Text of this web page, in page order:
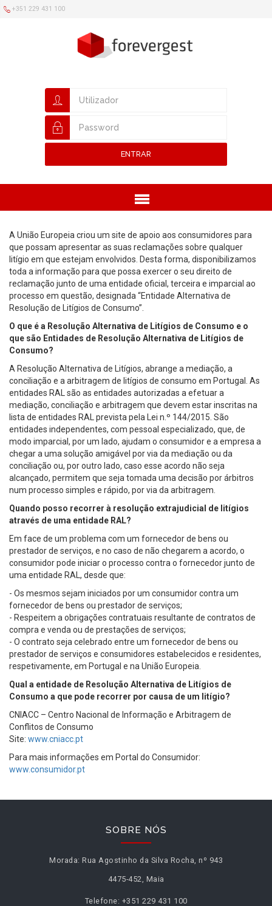
+351 229 431 100
ENTRAR
Menu
A União Europeia criou um site de apoio aos consumidores para
que possam apresentar as suas reclamações sobre qualquer
litígio em que estejam envolvidos. Desta forma, disponibilizamos
toda a informação para que possa exercer o seu direito de
reclamação junto de uma entidade oficial, terceira e imparcial ao
processo em questão, designada “Entidade Alternativa de
Resolução de Litígios de Consumo”.
O que é a Resolução Alternativa de Litígios de Consumo e o
que são Entidades de Resolução Alternativa de Litígios de
Consumo?
A Resolução Alternativa de Litígios, abrange a mediação, a
conciliação e a arbitragem de litígios de consumo em Portugal. As
entidades RAL são as entidades autorizadas a efetuar a
mediação, conciliação e arbitragem que devem estar inscritas na
lista de entidades RAL prevista pela Lei n.º 144/2015. São
entidades independentes, com pessoal especializado, que, de
modo imparcial, por um lado, ajudam o consumidor e a empresa a
chegar a uma solução amigável por via da mediação ou da
conciliação ou, por outro lado, caso esse acordo não seja
alcançado, permitem que seja tomada uma decisão por árbitros
num processo simples e rápido, por via da arbitragem.
Quando posso recorrer à resolução extrajudicial de litígios
através de uma entidade RAL?
Em face de um problema com um fornecedor de bens ou
prestador de serviços, e no caso de não chegarem a acordo, o
consumidor pode iniciar o processo contra o fornecedor junto de
uma entidade RAL, desde que:
- Os mesmos sejam iniciados por um consumidor contra um
fornecedor de bens ou prestador de serviços;
- Respeitem a obrigações contratuais resultante de contratos de
compra e venda ou de prestações de serviços;
- O contrato seja celebrado entre um fornecedor de bens ou
prestador de serviços e consumidores estabelecidos e residentes,
respetivamente, em Portugal e na União Europeia.
Qual a entidade de Resolução Alternativa de Litígios de
Consumo a que pode recorrer por causa de um litígio?
CNIACC – Centro Nacional de Informação e Arbitragem de
Conflitos de Consumo
Site: www.cniacc.pt
Para mais informações em Portal do Consumidor:
www.consumidor.pt
SOBRE NÓS
Morada: Rua Agostinho da Silva Rocha, nº 943
4475-452, Maia
Telefone: +351 229 431 100